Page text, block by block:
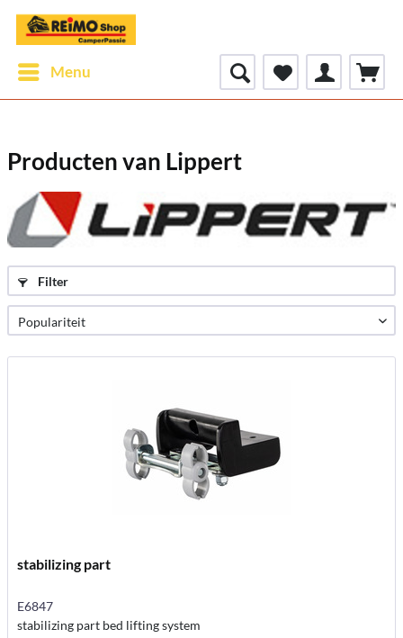
Menu
Producten van Lippert
Filter
stabilizing part
E6847
stabilizing part bed lifting system